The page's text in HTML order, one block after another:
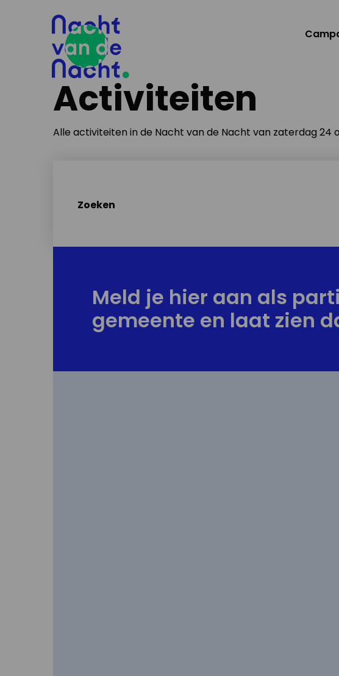
Activiteiten
Alle activiteiten in de Nacht van de Nacht van zaterdag 24
Zoeken
Meld je hier aan als
gemeente en laat zien